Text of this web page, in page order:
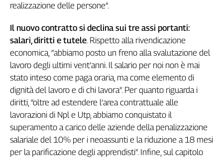
Progress
L'Italia
nel
Lavoro
Territori
Abruzzo-
Molise
Alto
Adige
Basilicata
Calabria
Campania
realizzazione delle persone”.
Il nuovo contratto si declina sui tre assi portanti:
salari, diritti e tutele. Rispetto alla rivendicazione
economica, “abbiamo posto un freno alla svalutazione del
lavoro degli ultimi vent’anni. Il salario per noi non è mai
stato inteso come paga oraria, ma come elemento di
dignità del lavoro e di chi lavora”. Per quanto riguarda i
diritti, “oltre ad estendere l’area contrattuale alle
lavorazioni di Npl e Utp, abbiamo conquistato il
superamento a carico delle aziende della penalizzazione
salariale del 10% per i neoassunti e la riduzione a 18 mesi
per la parificazione degli apprendisti”. Infine, sul capitolo